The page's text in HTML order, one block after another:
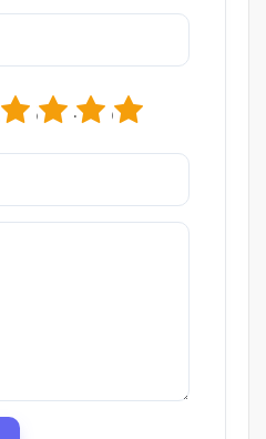
5
4
3